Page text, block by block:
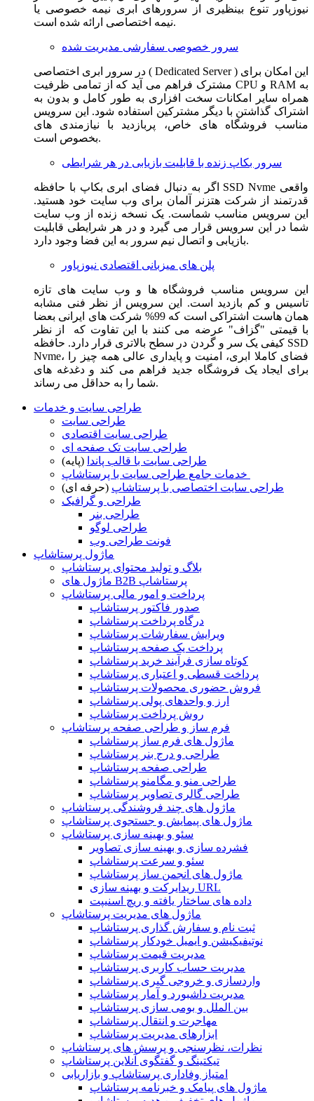
نیوزپاور تنوع بینظیری از سرورهای ابری نیمه خصوصی یا
نیمه اختصاصی ارائه شده است.
سرور خصوصی سفارشی مدیریت شده
در سرور ابری اختصاصی ( Dedicated Server ) این امکان برای
مشترک فراهم می آید که از تمامی ظرفیت CPU و RAM به
همراه سایر امکانات سخت افزاری به طور کامل و بدون به
اشتراک گذاشتن با دیگر مشترکین استفاده شود. این سرویس
مناسب فروشگاه های خاص، پربازدید با نیازمندی های
بخصوص است.
سرور بکاپ زنده با قابلیت بازیابی در هر شرایطی
اگر به دنبال فضای ابری بکاپ با حافظه SSD Nvme واقعی
قدرتمند از شرکت هتزنر آلمان برای وب سایت خود هستید.
این سرویس مناسب شماست. یک نسخه زنده از وب سایت
شما در این سرویس قرار می گیرد و در هر شرایطی قابلیت
بازیابی و اتصال نیم سرور به این فضا وجود دارد.
پلن های میزبانی اقتصادی نیوزپاور
این سرویس مناسب فروشگاه ها و وب سایت های تازه
تاسیس و کم بازدید است. این سرویس از نظر فنی مشابه
همان هاست اشتراکی است که 99% شرکت های ایرانی بعضا
با قیمتی "گزاف" عرضه می کنند با این تفاوت که از نظر
کیفی یک سر و گردن در سطح بالاتری قرار دارد. حافظه SSD
Nvme، فضای کاملا ابری، امنیت و پایداری عالی همه چیز را
برای ایجاد یک فروشگاه جدید فراهم می کند و دغدغه های
شما را به حداقل می رساند.
طراحی سایت و خدمات
طراحی سایت
طراحی سایت اقتصادی
طراحی سایت تک صفحه ای
طراحی سایت با قالب پاندا (پایه)
طراحی سایت اختصاصی با پرستاشاپ (حرفه ای)
طراحی و گرافیک
طراحی بنر
طراحی لوگو
فونت طراحی وب
ماژول پرستاشاپ
بلاگ و تولید محتوای پرستاشاپ
ماژول های B2B پرستاشاپ
پرداخت و امور مالی پرستاشاپ
صدور فاکتور پرستاشاپ
درگاه پرداخت پرستاشاپ
ویرایش سفارشات پرستاشاپ
پرداخت یک صفحه پرستاشاپ
کوتاه سازی فرآیند خرید پرستاشاپ
پرداخت قسطی و اعتباری پرستاشاپ
فروش حضوری محصولات پرستاشاپ
ارز و واحدهای پولی پرستاشاپ
روش پرداخت پرستاشاپ
فرم ساز و طراحی صفحه پرستاشاپ
ماژول های فرم ساز پرستاشاپ
طراحی و درج بنر پرستاشاپ
طراحی صفحه پرستاشاپ
طراحی منو و مگامنو پرستاشاپ
طراحی گالری تصاویر پرستاشاپ
ماژول های چند فروشندگی پرستاشاپ
ماژول های پیمایش و جستجوی پرستاشاپ
سئو و بهینه سازی پرستاشاپ
فشرده سازی و بهینه سازی تصاویر
سئو و سرعت پرستاشاپ
ماژول های انجمن ساز پرستاشاپ
ریدایرکت و بهینه سازی URL
داده های ساختار یافته و ریچ اسنیپت
ماژول های مدیریت پرستاشاپ
ثبت نام و سفارش گذاری پرستاشاپ
نوتیفیکیشن و ایمیل خودکار پرستاشاپ
مدیریت قیمت پرستاشاپ
مدیریت حساب کاربری پرستاشاپ
واردسازی و خروجی گیری پرستاشاپ
مدیریت داشبورد و آمار پرستاشاپ
بین الملل و بومی سازی پرستاشاپ
مهاجرت و انتقال پرستاشاپ
ابزارهای مدیریت پرستاشاپ
نظرات، نظرسنجی و پرسش های پرستاشاپ
تیکتینگ و گفتگوی آنلاین پرستاشاپ
امتیاز وفاداری پرستاشاپ و بازاریابی
ماژول های پیامک و خبرنامه پرستاشاپ